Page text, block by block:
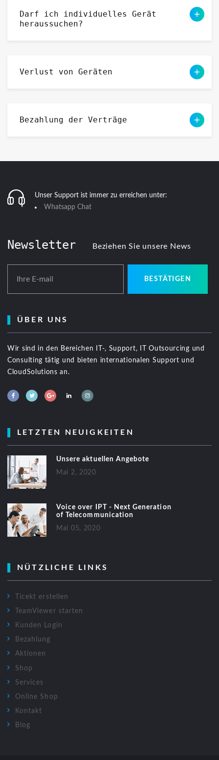
Darf ich individuelles Gerät
heraussuchen?
Verlust von Geräten
Bezahlung der Verträge
Unser Support ist immer zu erreichen unter:
Whatsapp Chat
Newsletter Beziehen Sie unsere News
Ihre E-mail BESTÄTIGEN
ÜBER UNS
Wir sind in den Bereichen IT-, Support, IT Outsourcing und
Consulting tätig und bieten internationalen Support und
CloudSolutions an.
LETZTEN NEUIGKEITEN
Unsere aktuellen Angebote
Mai 2, 2020
Voice over IPT - Next Generation
of Telecommunication
Mai 05, 2020
NÜTZLICHE LINKS
Ticekt erstellen
TeamViewer starten
Kunden Login
Bezahlung
Aktionen
Shop
Services
Online Shop
Kontakt
Blog